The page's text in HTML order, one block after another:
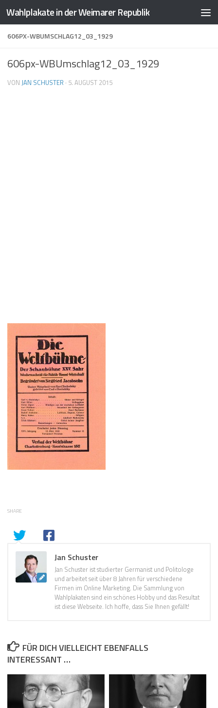
Zum Inhalt springen
Wahlplakate in der Weimarer Republik
606PX-WBUMSCHLAG12_03_1929
606px-WBUmschlag12_03_1929
VON JAN SCHUSTER · 5. AUGUST 2015
SHARE
Jan Schuster
Jan Schuster ist studierter Germanist und Politologe
und arbeitet seit über 8 Jahren für verschiedene
Firmen im Online Marketing. Die Sammlung von
Wahlplakaten sind ein schönes Hobby und das Resultat
ist diese Webseite. Ich hoffe, dass Sie Ihnen gefällt!
FÜR DICH VIELLEICHT EBENFALLS
INTERESSANT …